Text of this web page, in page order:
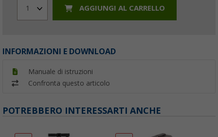
1 AGGIUNGI AL CARRELLO
INFORMAZIONI E DOWNLOAD
Manuale di istruzioni
Confronta questo articolo
POTREBBERO INTERESSARTI ANCHE